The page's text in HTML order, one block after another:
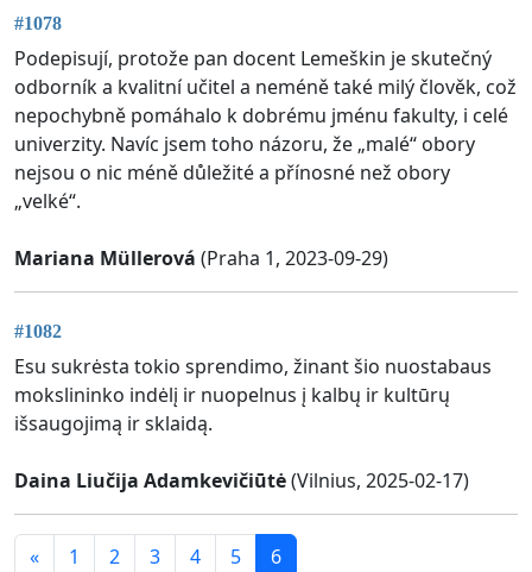
#1078
Podepisují, protože pan docent Lemeškin je skutečný
odborník a kvalitní učitel a neméně také milý člověk, což
nepochybně pomáhalo k dobrému jménu fakulty, i celé
univerzity. Navíc jsem toho názoru, že „malé“ obory
nejsou o nic méně důležité a přínosné než obory
„velké“.
Mariana Müllerová (Praha 1, 2023-09-29)
#1082
Esu sukrėsta tokio sprendimo, žinant šio nuostabaus
mokslininko indėlį ir nuopelnus į kalbų ir kultūrų
išsaugojimą ir sklaidą.
Daina Liučija Adamkevičiūtė(Vilnius, 2025-02-17)
« 1 2 3 4 5 6